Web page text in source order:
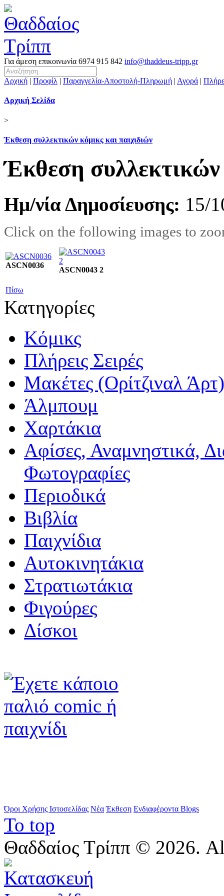
Για άμεση επικοινωνία 6974 915 842 info@thaddeus-tripp.gr
Αρχική | Προφίλ | Παραγγελία-Αποστολή-Πληρωμή | Αγορά |
Αρχική Σελίδα
>
Έκθεση συλλεκτικών κόμικς και παιχιδιών
Έκθεση συλλεκτικών
Ημ/νία Δημοσίευσης: 15/
Click on the following images to
ASCN0036
ASCN0043 2
Πίσω
Κατηγορίες
Κόμικς
Πλήρεις Σειρές
Μακέτες (Ορίτζιναλ Άρτ)
Άλμπουμ
Χαρτάκια
Αφίσες, Αναμνηστικά,
Φωτογραφίες
Περιοδικά
Βιβλία
Παιχνίδια
Αυτοκινητάκια
Στρατιωτάκια
Φιγούρες
Δίσκοι
Όροι Χρήσης Ιστοσελίδας Νέα Έκθεση Ενδιαφέροντα Blogs
To top
Θαδδαίος Τρίππ © 2026.